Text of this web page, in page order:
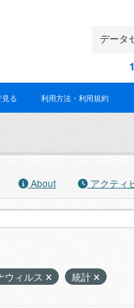
る 利用方法・利用規約
About アクティ
ウィルス 統計